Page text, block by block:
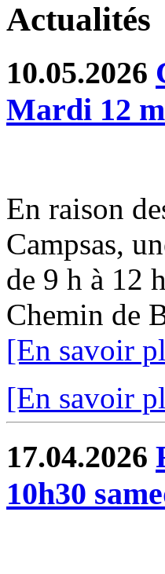
Actualités
10.05.2026
Mardi 12
En raison
Campsas,
de 9 h à 12
Chemin de
[En savoir
[En savoir
17.04.2026
10h30